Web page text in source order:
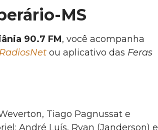
MS
90.7 FM, você acompanha
RadiosNet ou aplicativo das Feras
Tiago Pagnussat e
André Luís, Ryan (Janderson) e